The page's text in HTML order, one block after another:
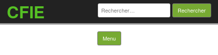
CFIE Rechercher :
Menu Skip to content